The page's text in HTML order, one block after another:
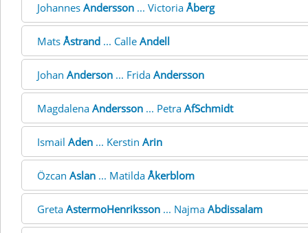
Johannes Andersson ... Victoria Åberg
Mats Åstrand ... Calle Andell
Johan Anderson ... Frida Andersson
Magdalena Andersson ... Petra AfSchmidt
Ismail Aden ... Kerstin Arin
Özcan Aslan ... Matilda Åkerblom
Greta AstermoHenriksson ... Najma Abdissalam